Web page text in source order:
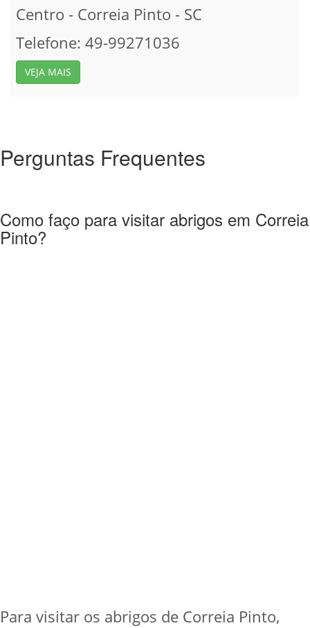
Centro - Correia Pinto - SC
Telefone: 49-99271036
VEJA MAIS
Perguntas Frequentes
Como faço para visitar abrigos em Correia
Pinto?
Para visitar os abrigos de Correia Pinto,